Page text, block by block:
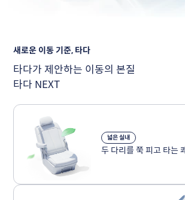
새로운 이동 기준, 타다
타다가 제안하는 이동의 본질
타다 NEXT
넓은 실내
두 다리를 쭉 피고 타는